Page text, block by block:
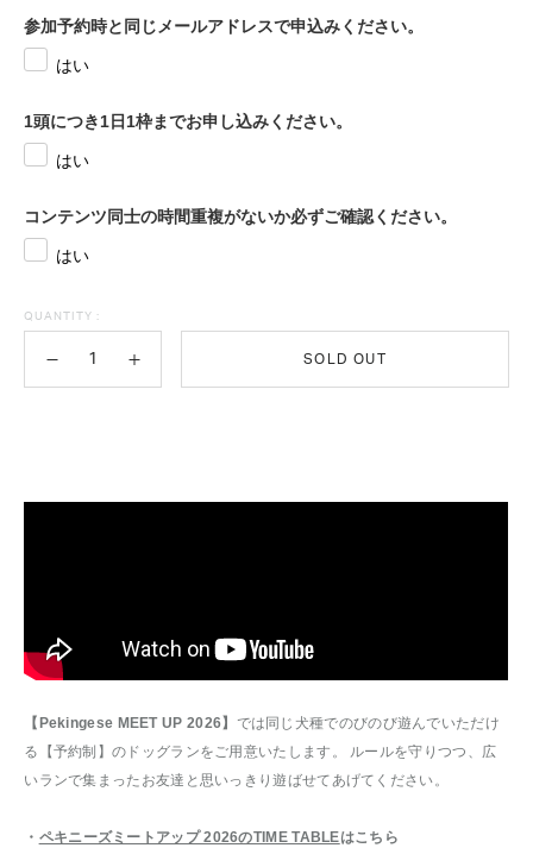
参加予約時と同じメールアドレスで申込みください。
はい
1頭につき1日1枠までお申し込みください。
はい
コンテンツ同士の時間重複がないか必ずご確認ください。
はい
QUANTITY :
SOLD OUT
【Pekingese MEET UP 2026】 では同じ犬種でのびのび遊んでいただけ
る【予約制】のドッグランをご用意いたします。 ルールを守りつつ、広
いランで集まったお友達と思いっきり遊ばせてあげてください。
・ ペキニーズミートアップ 2026のTIME TABLEはこちら